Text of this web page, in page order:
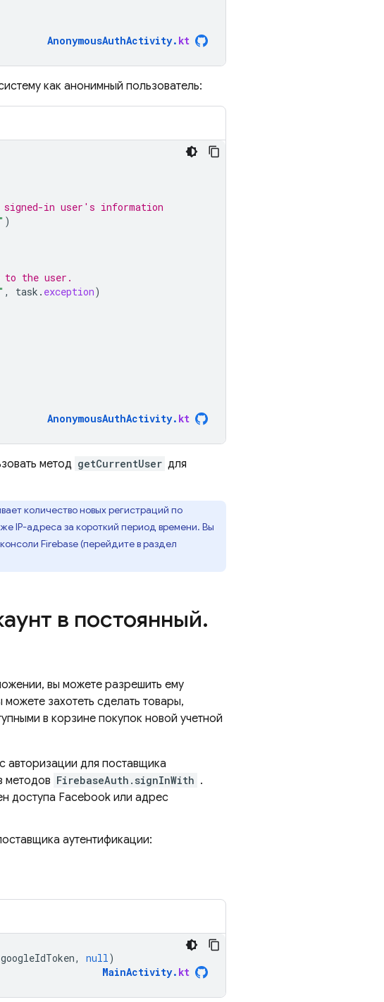
AnonymousAuthActivity. kt
как анонимный пользователь:
in user's information
)
the user.
, task . exception)
AnonymousAuthActivity. kt
метод getCurrentUser для
количество новых регистраций по
IP-адреса за короткий период времени. Вы
Firebase(перейдите в раздел
в постоянный.
вы можете разрешить ему
захотеть сделать товары,
в корзине покупок новой учетной
авторизации для поставщика
методов FirebaseAuth.signInWith .
доступа Facebook или адрес
аутентификации:
googleIdToken, null)
MainActivity. kt